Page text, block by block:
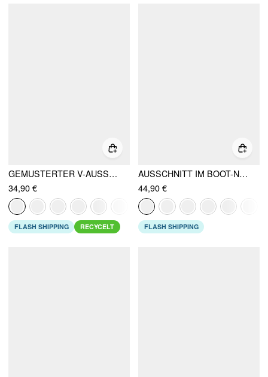
GEMUSTERTER V-AUSSCHNITT MIT GERAFFTEM MID-RISE UND GLOCKENÄRMELN JUMPSUIT
34,90 €
FLASH SHIPPING RECYCELT
AUSSCHNITT IM BOOT-NECK-STIL, GERAFFTER RÜSCHENROCK AM SAUM, GESCHICHTETER MICRO-ROMPER
44,90 €
FLASH SHIPPING